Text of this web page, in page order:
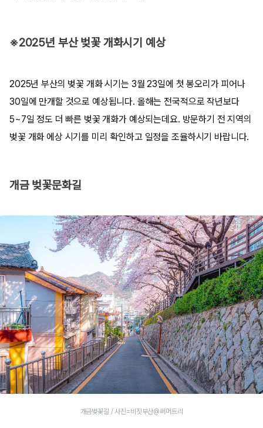
※2025년 부산 벚꽃 개화시기 예상
2025년 부산의 벚꽃 개화 시기는 3월 23일에 첫 봉오리가 피어나
30일에 만개할 것으로 예상됩니다. 올해는 전국적으로 작년보다
5~7일 정도 더 빠른 벚꽃 개화가 예상되는데요. 방문하기 전 지역의
벚꽃 개화 에상 시기를 미리 확인하고 일정을 조율하시기 바랍니다.
개금 벚꽃문화길
개금벚꽃길 / 사진=비짓부산@써머트리